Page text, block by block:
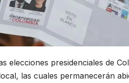
elecciones presidenciales de
las cuales permanecerán